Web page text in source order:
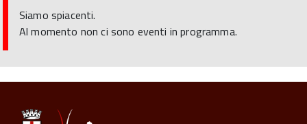
Siamo spiacenti.
Al momento non ci sono eventi in programma.